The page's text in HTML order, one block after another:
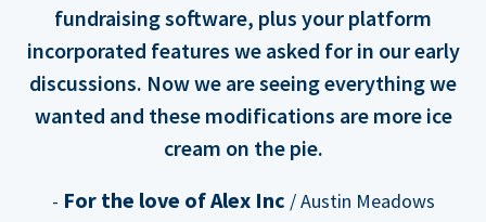
fundraising software, plus your platform
incorporated features we asked for in our early
discussions. Now we are seeing everything we
wanted and these modifications are more ice
cream on the pie.
- For the love of Alex Inc / Austin Meadows